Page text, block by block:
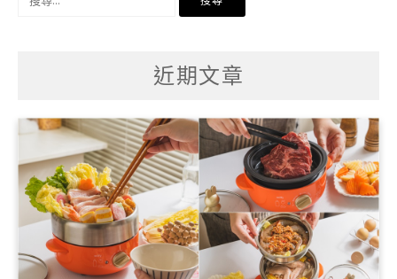
近期文章